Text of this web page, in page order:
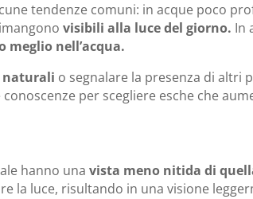
tendenze comuni: in acque poco
visibili alla luce del giorno. In
meglio nell’acqua.
naturali o segnalare la presenza di altri
per scegliere esche che
hanno una vista meno nitida di
la luce, risultando in una visione